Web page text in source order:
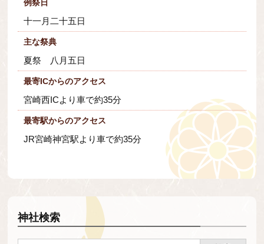
例祭日
十一月二十五日
主な祭典
夏祭 八月五日
最寄ICからのアクセス
宮崎西ICより車で約35分
最寄駅からのアクセス
JR宮崎神宮駅より車で約35分
神社検索